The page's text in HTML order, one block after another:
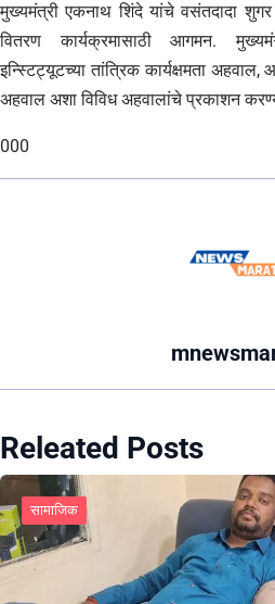
मुख्यमंत्री एकनाथ शिंदे यांचे वसंतदादा
वितरण कार्यक्रमासाठी आगमन.
इन्स्टिट्यूटच्या तांत्रिक कार्यक्षमता
अहवाल अशा विविध अहवालांचे प्रकाशन
000
Releated Posts
सामाजिक